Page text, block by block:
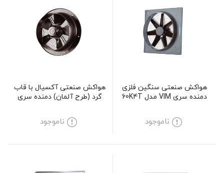
هواکش صنعتی سنگین فلزی
دمنده سری VIM مدل 60K4T
ناموجود
هواکش صنعتی آکسیال با قاب
گرد (طرح آلمان) دمنده سری
ناموجود